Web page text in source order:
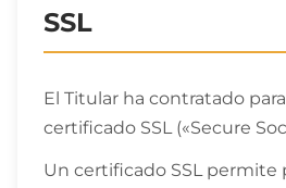
SSL
El Titular ha contratado
certificado SSL («Secure
Un certificado SSL permite